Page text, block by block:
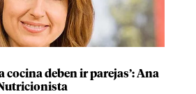
cocina deben ir parejas’: Ana